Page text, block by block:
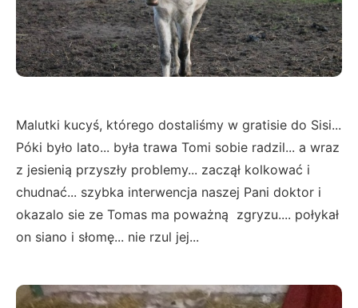
Malutki kucyś, którego dostaliśmy w gratisie do Sisi...
Póki było lato... była trawa Tomi sobie radzil... a wraz
z jesienią przyszły problemy... zaczął kolkować i
chudnać... szybka interwencja naszej Pani doktor i
okazalo sie ze Tomas ma poważną zgryzu.... połykał
on siano i słomę... nie rzul jej...